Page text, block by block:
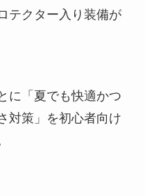
テクター入り装備が
に「夏でも快適かつ
対策」を初心者向け